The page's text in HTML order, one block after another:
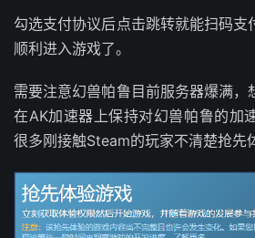
勾选支付协议后点击跳转就能扫码支
顺利进入游戏了。
需要注意幻兽帕鲁目前服务器爆满，
在AK加速器上保持对幻兽帕鲁的加
很多刚接触Steam的玩家不清楚抢先